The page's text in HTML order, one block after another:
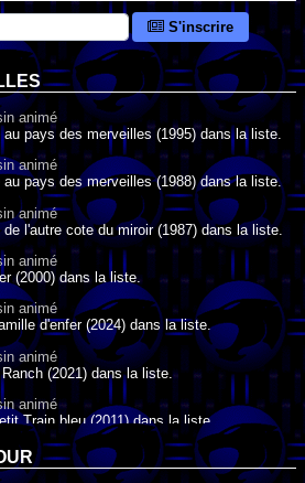
S'inscrire
animé
pays des merveilles (1995) dans la liste.
animé
pays des merveilles (1988) dans la liste.
animé
l'autre cote du miroir (1987) dans la liste.
animé
(2000) dans la liste.
animé
d'enfer (2024) dans la liste.
animé
(2021) dans la liste.
animé
Train bleu (2011) dans la liste.
animé
Spécial Oso (2009) dans la liste.